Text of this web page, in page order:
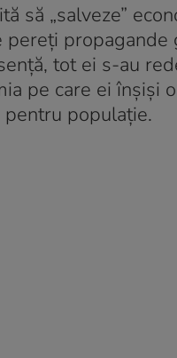
să „salveze”
propagande
tot ei s-au
pe care ei înșiși
populație.